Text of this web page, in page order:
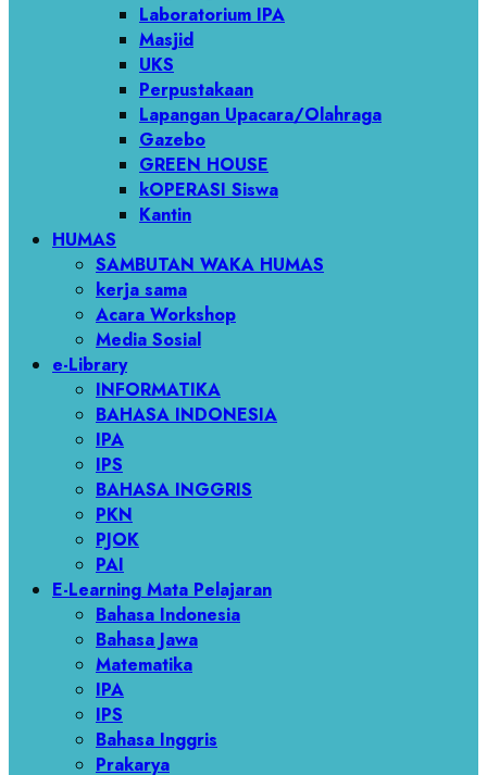
Laboratorium IPA
Masjid
UKS
Perpustakaan
Lapangan Upacara/Olahraga
Gazebo
GREEN HOUSE
kOPERASI Siswa
Kantin
HUMAS
SAMBUTAN WAKA HUMAS
kerja sama
Acara Workshop
Media Sosial
e-Library
INFORMATIKA
BAHASA INDONESIA
IPA
IPS
BAHASA INGGRIS
PKN
PJOK
PAI
E-Learning Mata Pelajaran
Bahasa Indonesia
Bahasa Jawa
Matematika
IPA
IPS
Bahasa Inggris
Prakarya